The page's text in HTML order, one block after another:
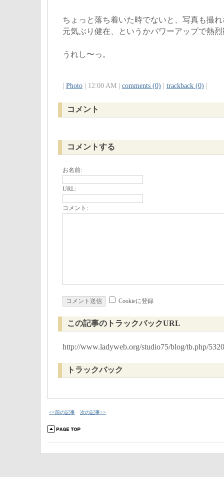
ちょっと落ち着いた時でないと、写真も撮
元気ぶり健在、というかパワーアップで熱
うれし〜っ。
Photo | 12:00 AM | comments (0) trackback (0)
コメント
コメントする
お名前:
URL:
コメント:
Cookieに登録
この記事のトラックバックURL
http://www.ladyweb.org/studio75/blog/tb.php/5320
トラックバック
<<前の記事 次の記事>>